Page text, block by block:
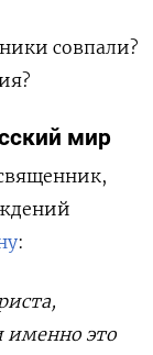
совпали?
мир
:
именно это